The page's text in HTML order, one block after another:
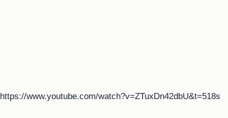
https://www.youtube.com/watch?v=ZTuxDn42dbU&t=518s